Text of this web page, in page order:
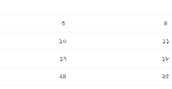
৩ ৪
১০ ১১
১৭ ১৮
২৪ ২৫